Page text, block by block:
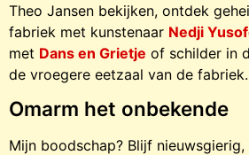
Theo Jansen bekijken, ontdek
fabriek met kunstenaar Nedji
met Dans en Grietje of schilder in
de vroegere eetzaal van de fabriek.
Omarm het onbekende
Mijn boodschap? Blijf